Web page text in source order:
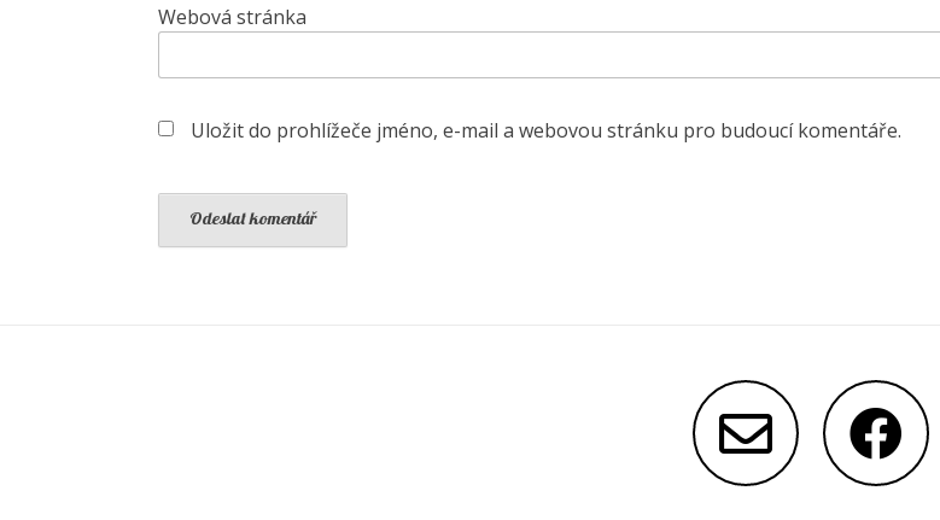
Webová stránka
Uložit do prohlížeče jméno, e-mail a webovou stránku pro budoucí komentáře.